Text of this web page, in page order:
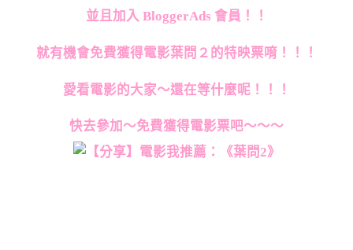
並且加入 BloggerAds 會員！！
就有機會免費獲得電影葉問２的特映票唷！！！
愛看電影的大家～還在等什麼呢！！！
快去參加～免費獲得電影票吧～～～